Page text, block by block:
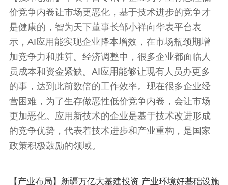
价竞争内卷让市场更恶化，基于技术进步的竞争才
是健康的，智为天下董事长邹小祥向华表平台表
示，AI应用能实现企业降本增效，在市场瓶颈期增
加竞争力和胜算。经济调整中，很多企业都面临人
员成本和资金紧缺。AI应用能够让现有人员办更多
的事，达到此前数倍的工作效率。现在很多企业经
营困难，为了生存做恶性低价竞争内卷，会让市场
更加恶化。应用新技术的企业是基于技术改进形成
的竞争优势，代表着技术进步和产业重构，是国家
政策积极鼓励的领域。
【产业布局】新疆万亿大基建投资 产业环境好基础设施